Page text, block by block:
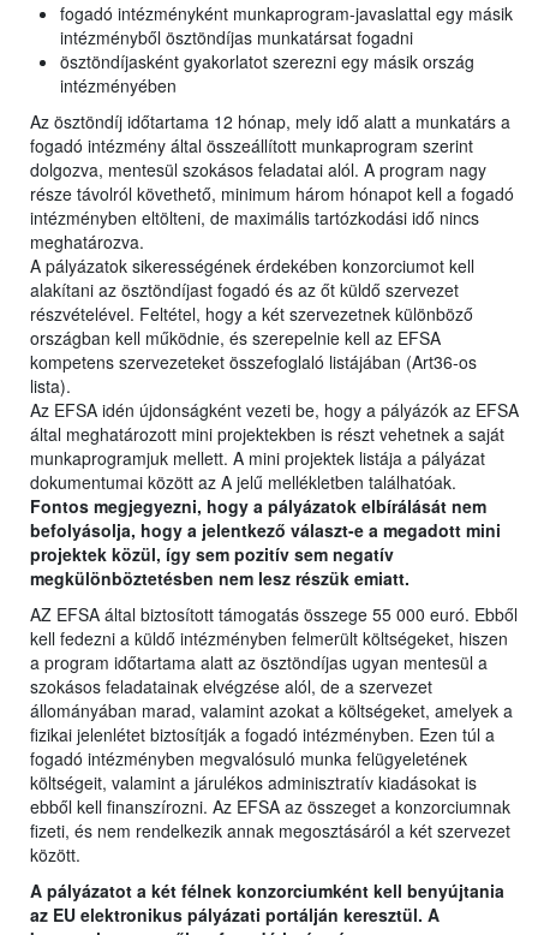
fogadó intézményként munkaprogram-javaslattal egy másik
intézményből ösztöndíjas munkatársat fogadni
ösztöndíjasként gyakorlatot szerezni egy másik ország
intézményében
Az ösztöndíj időtartama 12 hónap, mely idő alatt a munkatárs a
fogadó intézmény által összeállított munkaprogram szerint
dolgozva, mentesül szokásos feladatai alól. A program nagy
része távolról követhető, minimum három hónapot kell a fogadó
intézményben eltölteni, de maximális tartózkodási idő nincs
meghatározva.
A pályázatok sikerességének érdekében konzorciumot kell
alakítani az ösztöndíjast fogadó és az őt küldő szervezet
részvételével. Feltétel, hogy a két szervezetnek különböző
országban kell működnie, és szerepelnie kell az EFSA
kompetens szervezeteket összefoglaló listájában (Art36-os
lista).
Az EFSA idén újdonságként vezeti be, hogy a pályázók az EFSA
által meghatározott mini projektekben is részt vehetnek a saját
munkaprogramjuk mellett. A mini projektek listája a pályázat
dokumentumai között az A jelű mellékletben találhatóak.
Fontos megjegyezni, hogy a pályázatok elbírálását nem
befolyásolja, hogy a jelentkező választ-e a megadott mini
projektek közül, így sem pozitív sem negatív
megkülönböztetésben nem lesz részük emiatt.
AZ EFSA által biztosított támogatás összege 55 000 euró. Ebből
kell fedezni a küldő intézményben felmerült költségeket, hiszen
a program időtartama alatt az ösztöndíjas ugyan mentesül a
szokásos feladatainak elvégzése alól, de a szervezet
állományában marad, valamint azokat a költségeket, amelyek a
fizikai jelenlétet biztosítják a fogadó intézményben. Ezen túl a
fogadó intézményben megvalósuló munka felügyeletének
költségeit, valamint a járulékos adminisztratív kiadásokat is
ebből kell finanszírozni. Az EFSA az összeget a konzorciumnak
fizeti, és nem rendelkezik annak megosztásáról a két szervezet
között.
A pályázatot a két félnek konzorciumként kell benyújtania
az EU elektronikus pályázati portálján keresztül. A